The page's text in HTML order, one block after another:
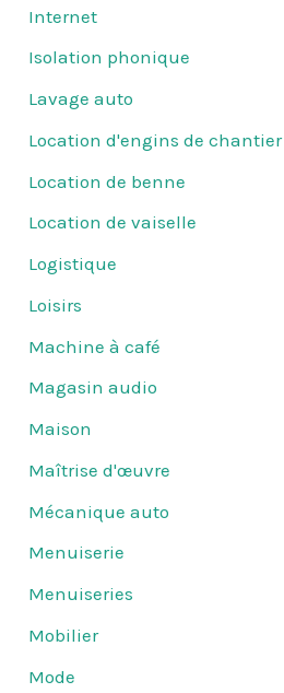
Internet
Isolation phonique
Lavage auto
Location d'engins de chantier
Location de benne
Location de vaiselle
Logistique
Loisirs
Machine à café
Magasin audio
Maison
Maîtrise d'œuvre
Mécanique auto
Menuiserie
Menuiseries
Mobilier
Mode